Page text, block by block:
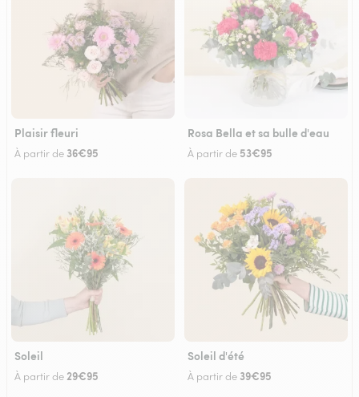
Plaisir fleuri
À partir de 36€95
Rosa Bella et sa bulle d'eau
À partir de 53€95
Soleil
À partir de 29€95
Soleil d'été
À partir de 39€95